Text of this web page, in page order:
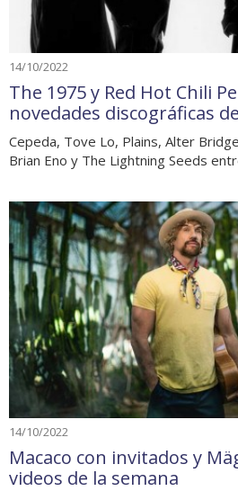
14/10/2022
The 1975 y Red Hot Chili
novedades discográficas
Cepeda, Tove Lo, Plains, Alter
Brian Eno y The Lightning Seeds
14/10/2022
Macaco con invitados y
videos de la semana